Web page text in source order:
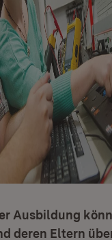
Ausbildung
deren Eltern